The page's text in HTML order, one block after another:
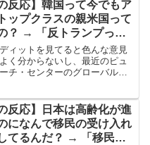
ランが屈す...
反応】韓国って今でもア
ップクラスの親米国って
？ → 「反トランプって
本かなりの親米だぞ」
中国側につくことはあり
ィットを見てると色んな意見
く分からないし、最近のピュ
チ・センターのグローバル世
くストレートな答えを教えてく
反応】日本は高齢化が進
になんで移民の受け入れ
てるんだ？ → 「移民が